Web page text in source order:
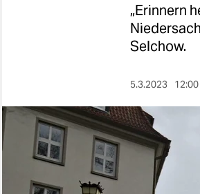
berlin
nord
„Erinnern
Selchow.
5.3.2023